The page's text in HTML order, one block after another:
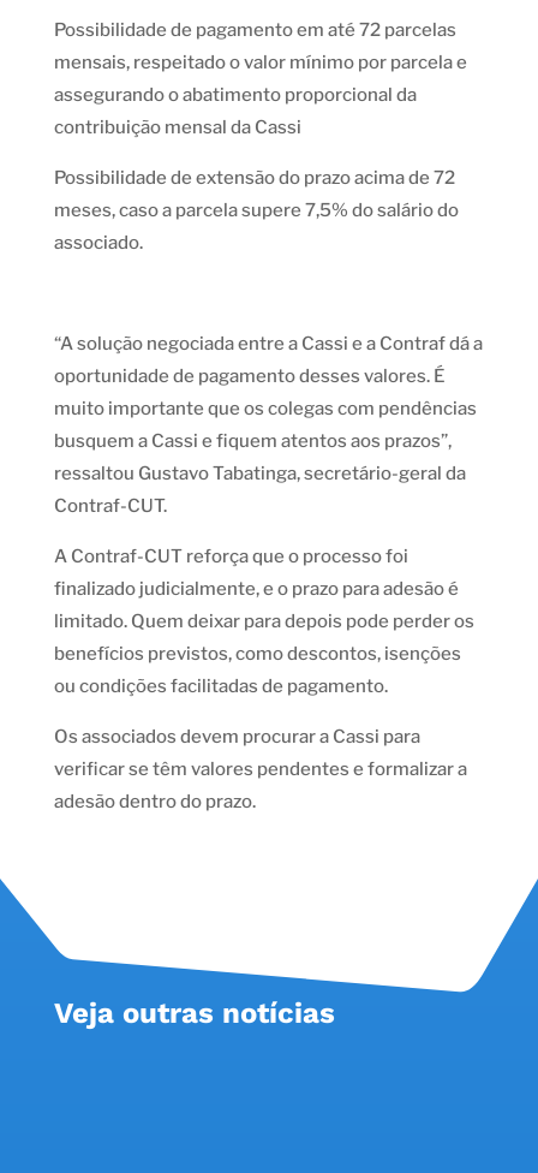
Possibilidade de pagamento em até 72 parcelas
mensais, respeitado o valor mínimo por parcela e
assegurando o abatimento proporcional da
contribuição mensal da Cassi
Possibilidade de extensão do prazo acima de 72
meses, caso a parcela supere 7,5% do salário do
associado.
“A solução negociada entre a Cassi e a Contraf dá a
oportunidade de pagamento desses valores. É
muito importante que os colegas com pendências
busquem a Cassi e fiquem atentos aos prazos”,
ressaltou Gustavo Tabatinga, secretário-geral da
Contraf-CUT.
A Contraf-CUT reforça que o processo foi
finalizado judicialmente, e o prazo para adesão é
limitado. Quem deixar para depois pode perder os
benefícios previstos, como descontos, isenções
ou condições facilitadas de pagamento.
Os associados devem procurar a Cassi para
verificar se têm valores pendentes e formalizar a
adesão dentro do prazo.
Veja outras notícias